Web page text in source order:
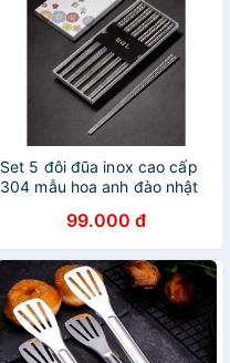
Set 5 đôi đũa inox cao cấp
304 mẫu hoa anh đào nhật
99.000 đ